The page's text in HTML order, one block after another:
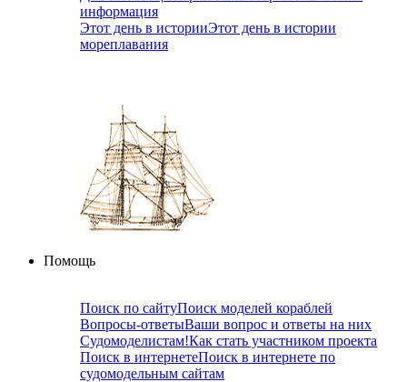
информация
Этот день в историиЭтот день в истории
мореплавания
Помощь
Поиск по сайтуПоиск моделей кораблей
Вопросы-ответыВаши вопрос и ответы на них
Судомоделистам!Как стать участником проекта
Поиск в интернетеПоиск в интернете по
судомодельным сайтам